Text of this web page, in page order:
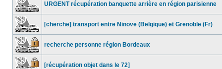
URGENT récupération banquette arrière en région parisienne
[cherche] transport entre Ninove (Belgique) et Grenoble (Fr)
recherche personne région Bordeaux
[récupération objet dans le 72]